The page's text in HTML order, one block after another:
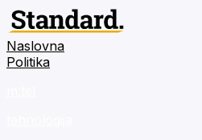
Naslovna
Politika